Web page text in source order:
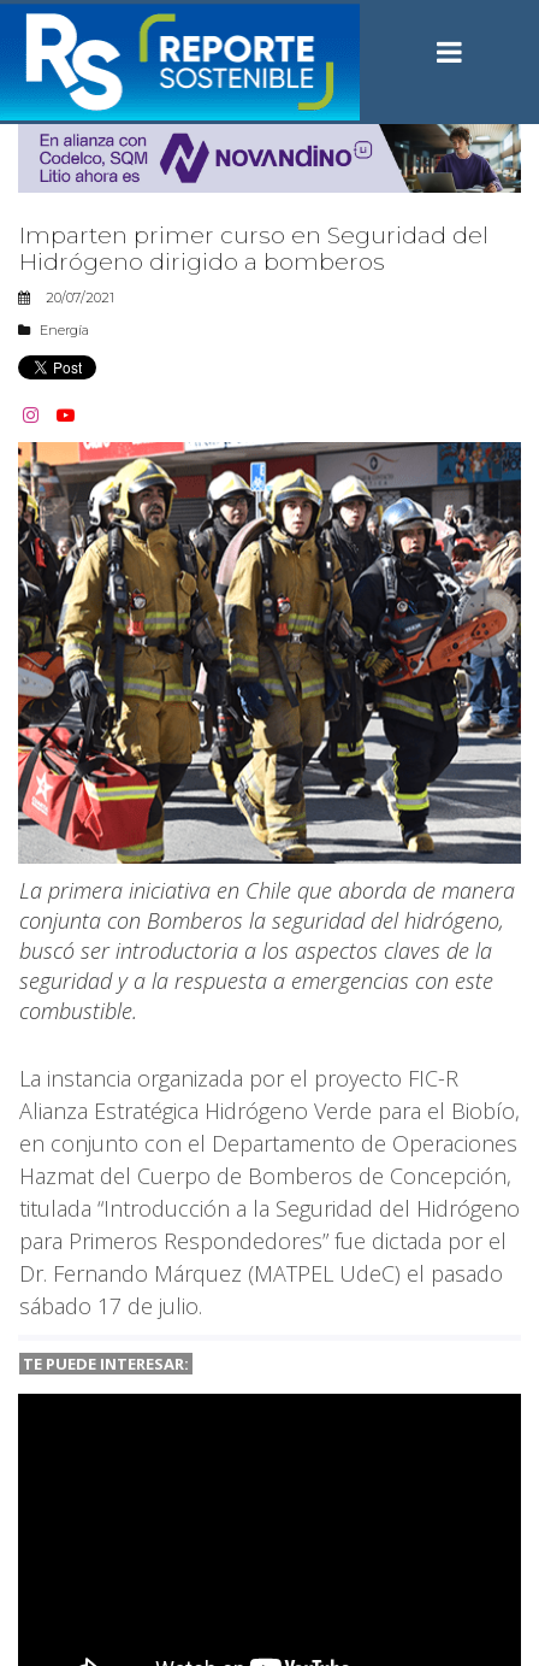
Imparten primer curso en Seguridad del
Hidrógeno dirigido a bomberos
20/07/2021
Energía
 
La primera iniciativa en Chile que aborda de manera
conjunta con Bomberos la seguridad del hidrógeno,
buscó ser introductoria a los aspectos claves de la
seguridad y a la respuesta a emergencias con este
combustible.
La instancia organizada por el proyecto FIC-R
Alianza Estratégica Hidrógeno Verde para el Biobío,
en conjunto con el Departamento de Operaciones
Hazmat del Cuerpo de Bomberos de Concepción,
titulada “Introducción a la Seguridad del Hidrógeno
para Primeros Respondedores” fue dictada por el
Dr. Fernando Márquez (MATPEL UdeC) el pasado
sábado 17 de julio.
TE PUEDE INTERESAR: